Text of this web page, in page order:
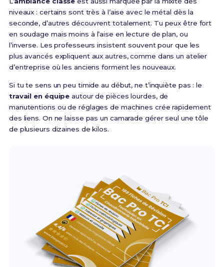
niveaux : certains sont très à l’aise avec le métal dès la
seconde, d’autres découvrent totalement. Tu peux être fort
en soudage mais moins à l’aise en lecture de plan, ou
l’inverse. Les professeurs insistent souvent pour que les
plus avancés expliquent aux autres, comme dans un atelier
d’entreprise où les anciens forment les nouveaux.
Si tu te sens un peu timide au début, ne t’inquiète pas : le
travail en équipe autour de pièces lourdes, de
manutentions ou de réglages de machines crée rapidement
des liens. On ne laisse pas un camarade gérer seul une tôle
de plusieurs dizaines de kilos.